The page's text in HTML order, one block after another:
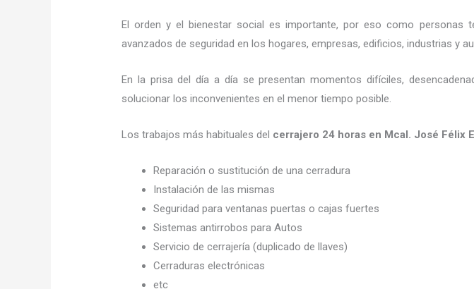
El orden y el bienestar social es importante, por eso como personas
avanzados de seguridad en los hogares, empresas, edificios, industrias y
En la prisa del día a día se presentan momentos difíciles,
solucionar los inconvenientes en el menor tiempo posible.
Los trabajos más habituales del cerrajero 24 horas en Mcal. José Félix
Reparación o sustitución de una cerradura
Instalación de las mismas
Seguridad para ventanas puertas o cajas fuertes
Sistemas antirrobos para Autos
Servicio de cerrajería (duplicado de llaves)
Cerraduras electrónicas
etc